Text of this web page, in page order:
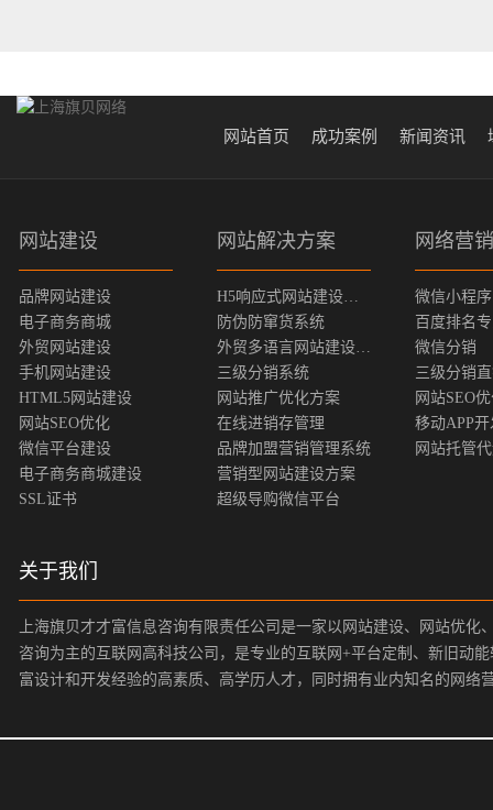
网站首页 成功案例 新闻资讯
网站建设
品牌网站建设
电子商务商城
外贸网站建设
手机网站建设
HTML5网站建设
网站SEO优化
微信平台建设
电子商务商城建设
SSL证书
网站解决方案
防伪防窜货系统
三级分销系统
网站推广优化方案
在线进销存管理
品牌加盟营销管理系统
营销型网站建设方案
超级导购微信平台
网络营销
微信小程序
百度排名
微信分销
三级分销
网站SEO
移动APP开
网站托管
关于我们
上海旗贝才才富信息咨询有限责任公司是一家以网站建设、网站优
咨询为主的互联网高科技公司，是专业的互联网+平台定制、新旧动
富设计和开发经验的高素质、高学历人才，同时拥有业内知名的网络